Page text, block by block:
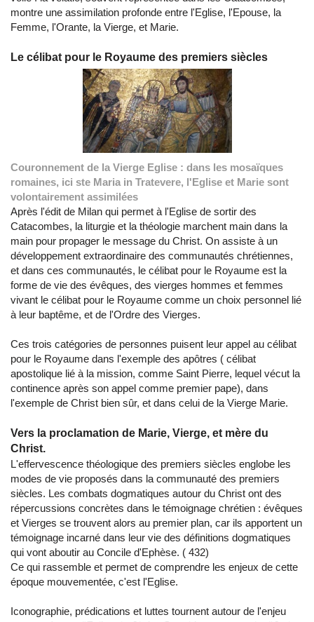
montre une assimilation profonde entre l'Eglise, l'Epouse, la
Femme, l'Orante, la Vierge, et Marie.
Le célibat pour le Royaume des premiers siècles
Couronnement de la Vierge Eglise : dans les mosaïques
romaines, ici ste Maria in Tratevere, l'Eglise et Marie sont
volontairement assimilées
Après l'édit de Milan qui permet à l'Eglise de sortir des
Catacombes, la liturgie et la théologie marchent main dans la
main pour propager le message du Christ. On assiste à un
développement extraordinaire des communautés chrétiennes,
et dans ces communautés, le célibat pour le Royaume est la
forme de vie des évêques, des vierges hommes et femmes
vivant le célibat pour le Royaume comme un choix personnel lié
à leur baptême, et de l'Ordre des Vierges.
Ces trois catégories de personnes puisent leur appel au célibat
pour le Royaume dans l'exemple des apôtres ( célibat
apostolique lié à la mission, comme Saint Pierre, lequel vécut la
continence après son appel comme premier pape), dans
l'exemple de Christ bien sûr, et dans celui de la Vierge Marie.
Vers la proclamation de Marie, Vierge, et mère du
Christ.
L'effervescence théologique des premiers siècles englobe les
modes de vie proposés dans la communauté des premiers
siècles. Les combats dogmatiques autour du Christ ont des
répercussions concrètes dans le témoignage chrétien : évêques
et Vierges se trouvent alors au premier plan, car ils apportent un
témoignage incarné dans leur vie des définitions dogmatiques
qui vont aboutir au Concile d'Ephèse. ( 432)
Ce qui rassemble et permet de comprendre les enjeux de cette
époque mouvementée, c'est l'Eglise.
Iconographie, prédications et luttes tournent autour de l'enjeu